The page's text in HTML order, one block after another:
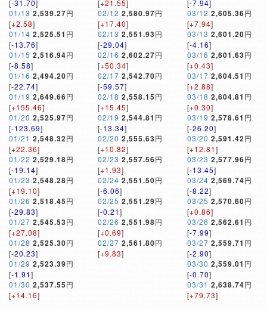
[-31.70]
01/13 2,539.27円
[+2.58]
01/14 2,525.51 円
[-13.76]
01/15 2,516.94円
[-8.58]
01/16 2,494.20円
[-22.74]
01/19 2,649.66円
[+155.46]
01/20 2,525.97円
[-123.69]
01/21 2,548.32円
[+22.36]
01/22 2,529.18円
[-19.14]
01/23 2,548.28円
[+19.10]
01/26 2,518.45円
[-29.83]
01/27 2,545.53円
[+27.08]
01/28 2,525.30円
[-20.23]
01/29 2,523.39円
[-1.91]
01/30 2,537.55円
[+14.16]
[+21.55]
02/12 2,580.97円
[+17.40]
02/13 2,551.93円
[-29.04]
02/16 2,602.27円
[+50.34]
02/17 2,542.70円
[-59.57]
02/18 2,558.15円
[+15.45]
02/19 2,544.81 円
[-13.34]
02/20 2,555.63円
[+10.82]
02/23 2,557.56円
[+1.93]
02/24 2,551.50円
[-6.06]
02/25 2,551.29円
[-0.21]
02/26 2,551.98円
[+0.69]
02/27 2,561.80円
[+9.83]
[-7.94]
03/12 2,605.36円
[+7.94]
03/13 2,601.20円
[-4.16]
03/16 2,601.63円
[+0.43]
03/17 2,604.51 円
[+2.88]
03/18 2,604.81 円
[+0.30]
03/19 2,578.61 円
[-26.20]
03/20 2,591.42円
[+12.81]
03/23 2,577.96円
[-13.45]
03/24 2,569.74円
[-8.22]
03/25 2,570.60円
[+0.86]
03/26 2,562.61 円
[-7.99]
03/27 2,559.71 円
[-2.90]
03/30 2,559.01 円
[-0.70]
03/31 2,638.74円
[+79.73]